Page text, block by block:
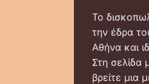
Το
την έδρα
Αθήνα και
Στη σελίδα
βρείτε μια